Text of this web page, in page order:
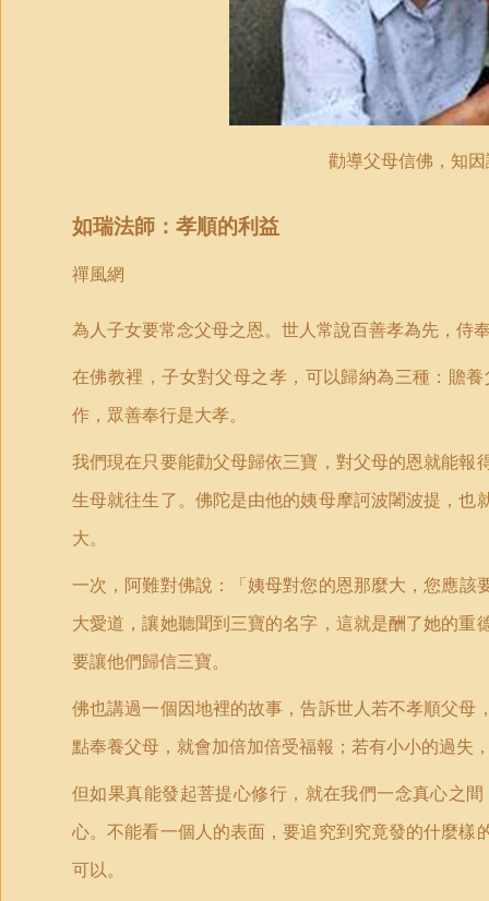
勸導父母信佛，知
如瑞法師：孝順的利益
禪風網
為人子女要常念父母之恩。世人常說百善孝為先，侍
在佛教裡，子女對父母之孝，可以歸納為三種：贍
作，眾善奉行是大孝。
我們現在只要能勸父母歸依三寶，對父母的恩就能
生母就往生了。佛陀是由他的姨母摩訶波闍波提，
大。
一次，阿難對佛說：
「姨母對您的恩那麼大，您應該
大愛道，讓她聽聞到三寶的名字，這就是酬了她的
要讓他們歸信三寶。
佛也講過一個因地裡的故事，告訴世人若不孝順父
點奉養父母，就會加倍加倍受福報；若有小小的過失
但如果真能發起菩提心修行，就在我們一念真心之
心。不能看一個人的表面，要追究到究竟發的什麼
可以。